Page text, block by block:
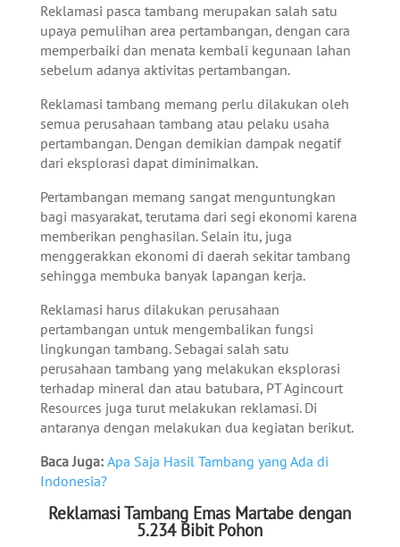
Reklamasi pasca tambang merupakan salah satu
upaya pemulihan area pertambangan, dengan cara
memperbaiki dan menata kembali kegunaan lahan
sebelum adanya aktivitas pertambangan.
Reklamasi tambang memang perlu dilakukan oleh
semua perusahaan tambang atau pelaku usaha
pertambangan. Dengan demikian dampak negatif
dari eksplorasi dapat diminimalkan.
Pertambangan memang sangat menguntungkan
bagi masyarakat, terutama dari segi ekonomi karena
memberikan penghasilan. Selain itu, juga
menggerakkan ekonomi di daerah sekitar tambang
sehingga membuka banyak lapangan kerja.
Reklamasi harus dilakukan perusahaan
pertambangan untuk mengembalikan fungsi
lingkungan tambang. Sebagai salah satu
perusahaan tambang yang melakukan eksplorasi
terhadap mineral dan atau batubara, PT Agincourt
Resources juga turut melakukan reklamasi. Di
antaranya dengan melakukan dua kegiatan berikut.
Baca Juga: Apa Saja Hasil Tambang yang Ada di
Indonesia?
Reklamasi Tambang Emas Martabe dengan
5.234 Bibit Pohon